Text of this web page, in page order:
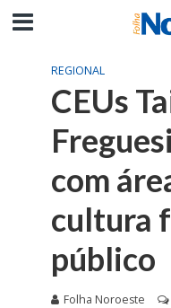
REGIONAL
CEUs
com
cultura
público
Folha Noroeste